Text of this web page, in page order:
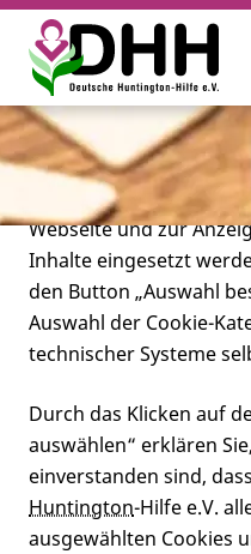
Leben mit
Forschung
Miteinander
Verein
Cookie-Einstellungen
Diese Webseite setzt
Tracking-Tools ein.
Tracking-Tools, die für
technisch notwendig
Zwecken sowie zur
Webseite und zur
Inhalte eingesetzt
den Button „Auswahl
Auswahl der Cookie-
technischer Systeme
Durch das Klicken auf
auswählen“ erklären
einverstanden sind,
Huntington-Hilfe e.V.
ausgewählten Cookies